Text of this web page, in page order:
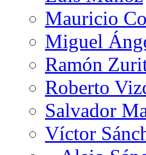
Mauricio
Miguel
Ramón
Roberto
Salvador
Víctor